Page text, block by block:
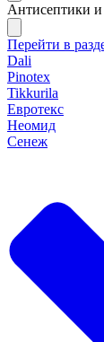
Антисептики и
Перейти в
Dali
Pinotex
Tikkurila
Евротекс
Неомид
Сенеж